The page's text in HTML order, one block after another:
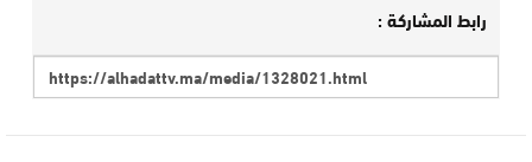
رابط المشاركة :